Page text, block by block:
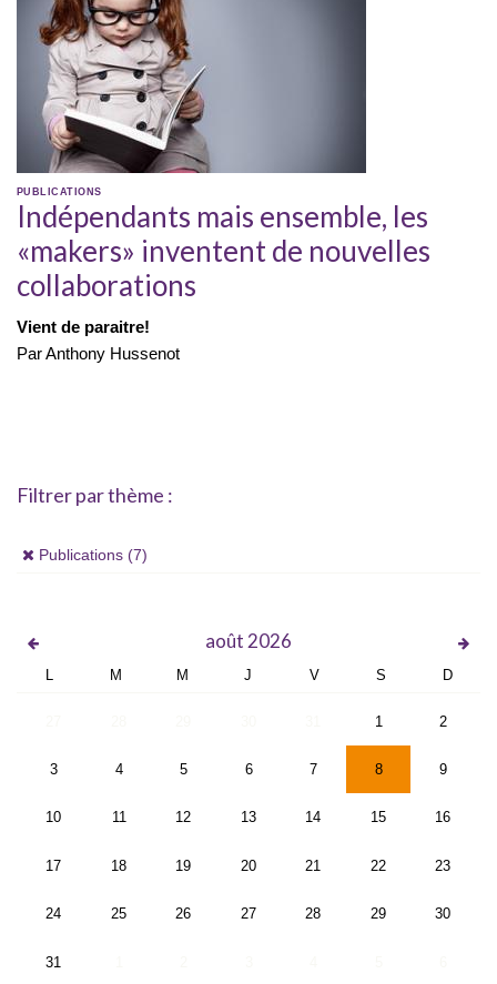
PUBLICATIONS
Indépendants mais ensemble, les
«makers» inventent de nouvelles
collaborations
Vient de paraitre!
Par Anthony Hussenot
Filtrer par thème :
(x)
Publications (7)
août 2026
L M M J V S D
1 2
3 4 5 6 7 8 9
10 11 12 13 14 15 16
17 18 19 20 21 22 23
24 25 26 27 28 29 30
31